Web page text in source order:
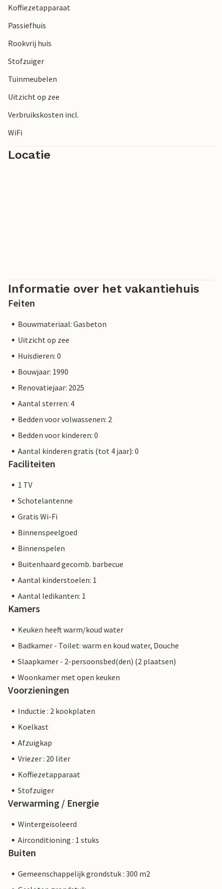
Koffiezetapparaat
Passiefhuis
Rookvrij huis
Stofzuiger
Tuinmeubelen
Uitzicht op zee
Verbruikskosten incl.
WiFi
Locatie
Informatie over het vakantiehuis
Feiten
Bouwmateriaal: Gasbeton
Uitzicht op zee
Huisdieren: 0
Bouwjaar: 1990
Renovatiejaar: 2025
Aantal sterren: 4
Bedden voor volwassenen: 2
Bedden voor kinderen: 0
Aantal kinderen gratis (tot 4 jaar): 0
Faciliteiten
1 TV
Schotelantenne
Gratis Wi-Fi
Binnenspeelgoed
Binnenspelen
Buitenhaard gecomb. barbecue
Aantal kinderstoelen: 1
Aantal ledikanten: 1
Kamers
Keuken heeft warm/koud water
Badkamer - Toilet: warm en koud water, Douche
Slaapkamer - 2-persoonsbed(den) (2 plaatsen)
Woonkamer met open keuken
Voorzieningen
Inductie : 2 kookplaten
Koelkast
Afzuigkap
Vriezer : 20 liter
Koffiezetapparaat
Stofzuiger
Verwarming / Energie
Wintergeïsoleerd
Airconditioning : 1 stuks
Buiten
Gemeenschappelijk grondstuk : 300 m2